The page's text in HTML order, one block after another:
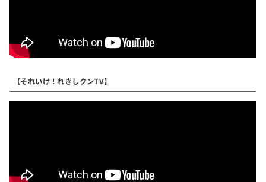
【それいけ！れきしクンTV】